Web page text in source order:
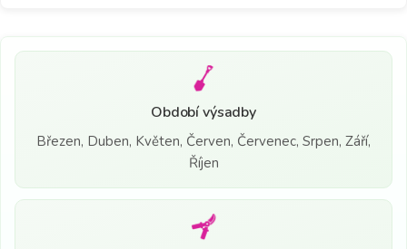
Období výsadby
Březen, Duben, Květen, Červen, Červenec, Srpen, Září,
Říjen